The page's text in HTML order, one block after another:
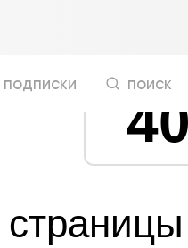
подписки поиск